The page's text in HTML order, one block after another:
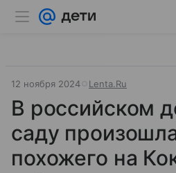
12 ноября 2024 Lenta.Ru
В российском
саду
похожего на